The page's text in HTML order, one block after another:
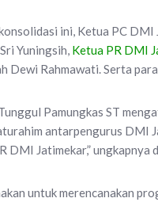
ini, Ketua PC
Yuningsih, Ketua PR DMI
Dewi Rahmawati. Serta
Pamungkas ST
antarpengurus DMI
DMI Jatimekar,”
untuk merencanakan